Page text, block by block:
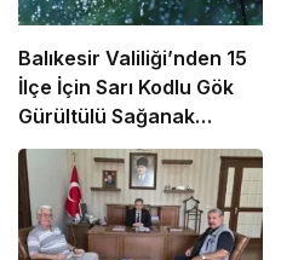
Balıkesir Valiliği’nden 15
İlçe İçin Sarı Kodlu Gök
Gürültülü Sağanak
Uyarısı!